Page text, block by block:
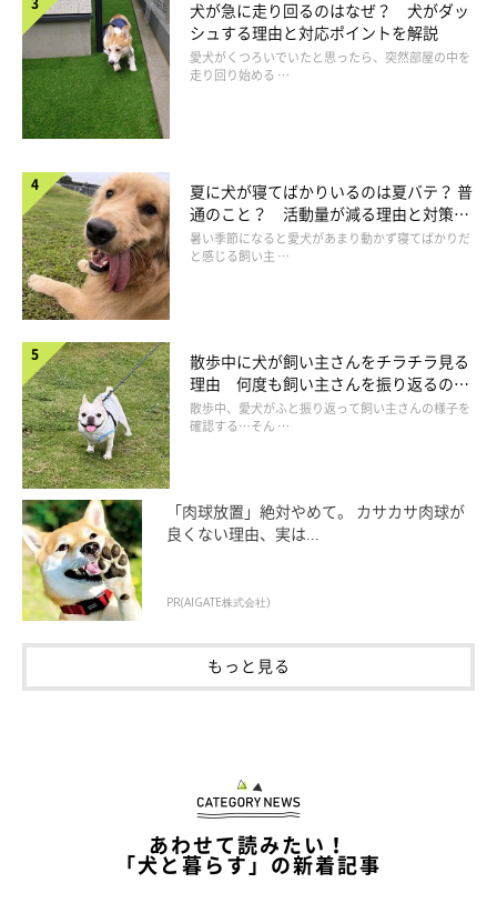
フードは高温多湿を避け、できるだけ空気に
さらさない
犬が急に走り回るのはなぜ？ 犬がダッ
シュする理由と対応ポイントを解説
愛犬がくつろいでいたと思ったら、突然部屋の中を
走り回り始める …
夏に犬が寝てばかりいるのは夏バテ？ 普
通のこと？ 活動量が減る理由と対策と
は
暑い季節になると愛犬があまり動かず寝てばかりだ
と感じる飼い主 …
散歩中に犬が飼い主さんをチラチラ見る
理由 何度も飼い主さんを振り返るのは
なぜ？
散歩中、愛犬がふと振り返って飼い主さんの様子を
確認する…そん …
「肉球放置」絶対やめて。 カサカサ肉球が
良くない理由、実は...
PR(AIGATE株式会社)
もっと見る
あわせて読みたい！
「犬と暮らす」の新着記事